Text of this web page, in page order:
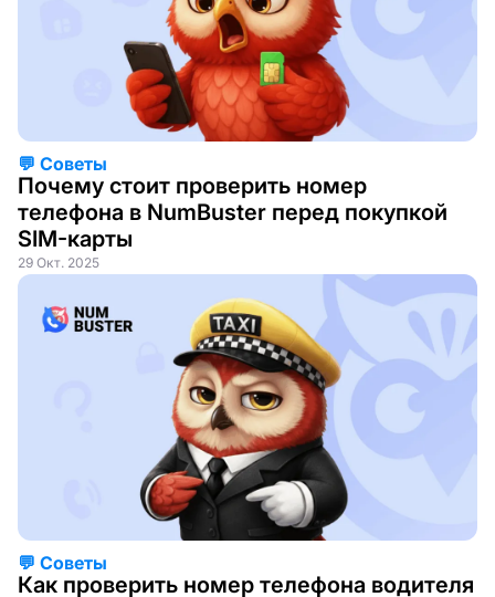
💬 Советы
Почему стоит проверить номер
телефона в NumBuster перед покупкой
SIM-карты
29 Окт. 2025
💬 Советы
Как проверить номер телефона водителя